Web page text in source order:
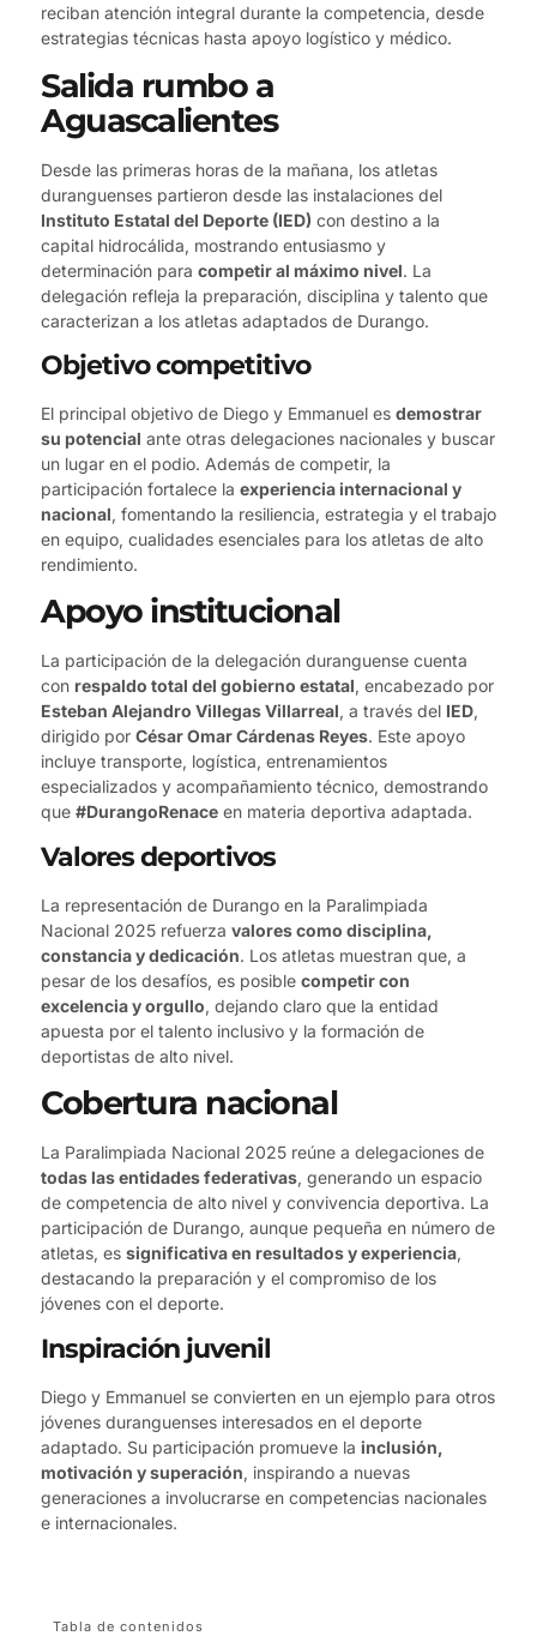
reciban atención integral durante la competencia, desde
estrategias técnicas hasta apoyo logístico y médico.
Salida rumbo a
Aguascalientes
Desde las primeras horas de la mañana, los atletas
duranguenses partieron desde las instalaciones del
Instituto Estatal del Deporte (IED) con destino a la
capital hidrocálida, mostrando entusiasmo y
determinación para competir al máximo nivel. La
delegación refleja la preparación, disciplina y talento que
caracterizan a los atletas adaptados de Durango.
Objetivo competitivo
El principal objetivo de Diego y Emmanuel es demostrar
su potencial ante otras delegaciones nacionales y buscar
un lugar en el podio. Además de competir, la
participación fortalece la experiencia internacional y
nacional, fomentando la resiliencia, estrategia y el trabajo
en equipo, cualidades esenciales para los atletas de alto
rendimiento.
Apoyo institucional
La participación de la delegación duranguense cuenta
con respaldo total del gobierno estatal, encabezado por
Esteban Alejandro Villegas Villarreal, a través del IED,
dirigido por César Omar Cárdenas Reyes. Este apoyo
incluye transporte, logística, entrenamientos
especializados y acompañamiento técnico, demostrando
que #DurangoRenace en materia deportiva adaptada.
Valores deportivos
La representación de Durango en la Paralimpiada
Nacional 2025 refuerza valores como disciplina,
constancia y dedicación. Los atletas muestran que, a
pesar de los desafíos, es posible competir con
excelencia y orgullo, dejando claro que la entidad
apuesta por el talento inclusivo y la formación de
deportistas de alto nivel.
Cobertura nacional
La Paralimpiada Nacional 2025 reúne a delegaciones de
todas las entidades federativas, generando un espacio
de competencia de alto nivel y convivencia deportiva. La
participación de Durango, aunque pequeña en número de
atletas, es significativa en resultados y experiencia,
destacando la preparación y el compromiso de los
jóvenes con el deporte.
Inspiración juvenil
Diego y Emmanuel se convierten en un ejemplo para otros
jóvenes duranguenses interesados en el deporte
adaptado. Su participación promueve la inclusión,
motivación y superación, inspirando a nuevas
generaciones a involucrarse en competencias nacionales
e internacionales.
Tabla de contenidos